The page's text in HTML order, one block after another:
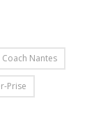
Coach Nantes
Prise